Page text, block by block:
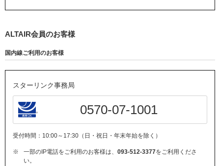
ALTAIR会員のお客様
国内線ご利用のお客様
スターリンク事務局
0570-07-1001
受付時間：10:00～17:30（日・祝日・年末年始を除く）
※ 一部のIP電話をご利用のお客様は、 093-512-3377をご利用くださ
い。